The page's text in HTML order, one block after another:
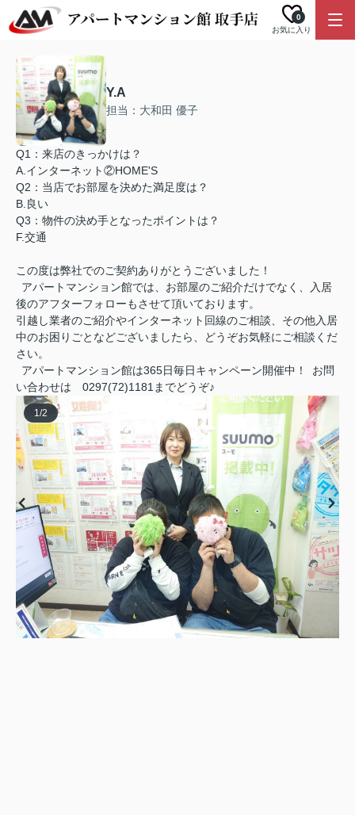
お気に入り
0
Y.A
担当：大和田 優子
Q1：来店のきっかけは？
A.インターネット②HOME'S
Q2：当店でお部屋を決めた満足度は？
B.良い
Q3：物件の決め手となったポイントは？
F.交通
この度は弊社でのご契約ありがとうございました！
アパートマンション館では、お部屋のご紹介だけでなく、入居
後のアフターフォローもさせて頂いております。
引越し業者のご紹介やインターネット回線のご相談、その他入居
中のお困りごとなどございましたら、どうぞお気軽にご相談くだ
さい。
アパートマンション館は365日毎日キャンペーン開催中！ お問
い合わせは 0297(72)1181までどうぞ♪
1/2